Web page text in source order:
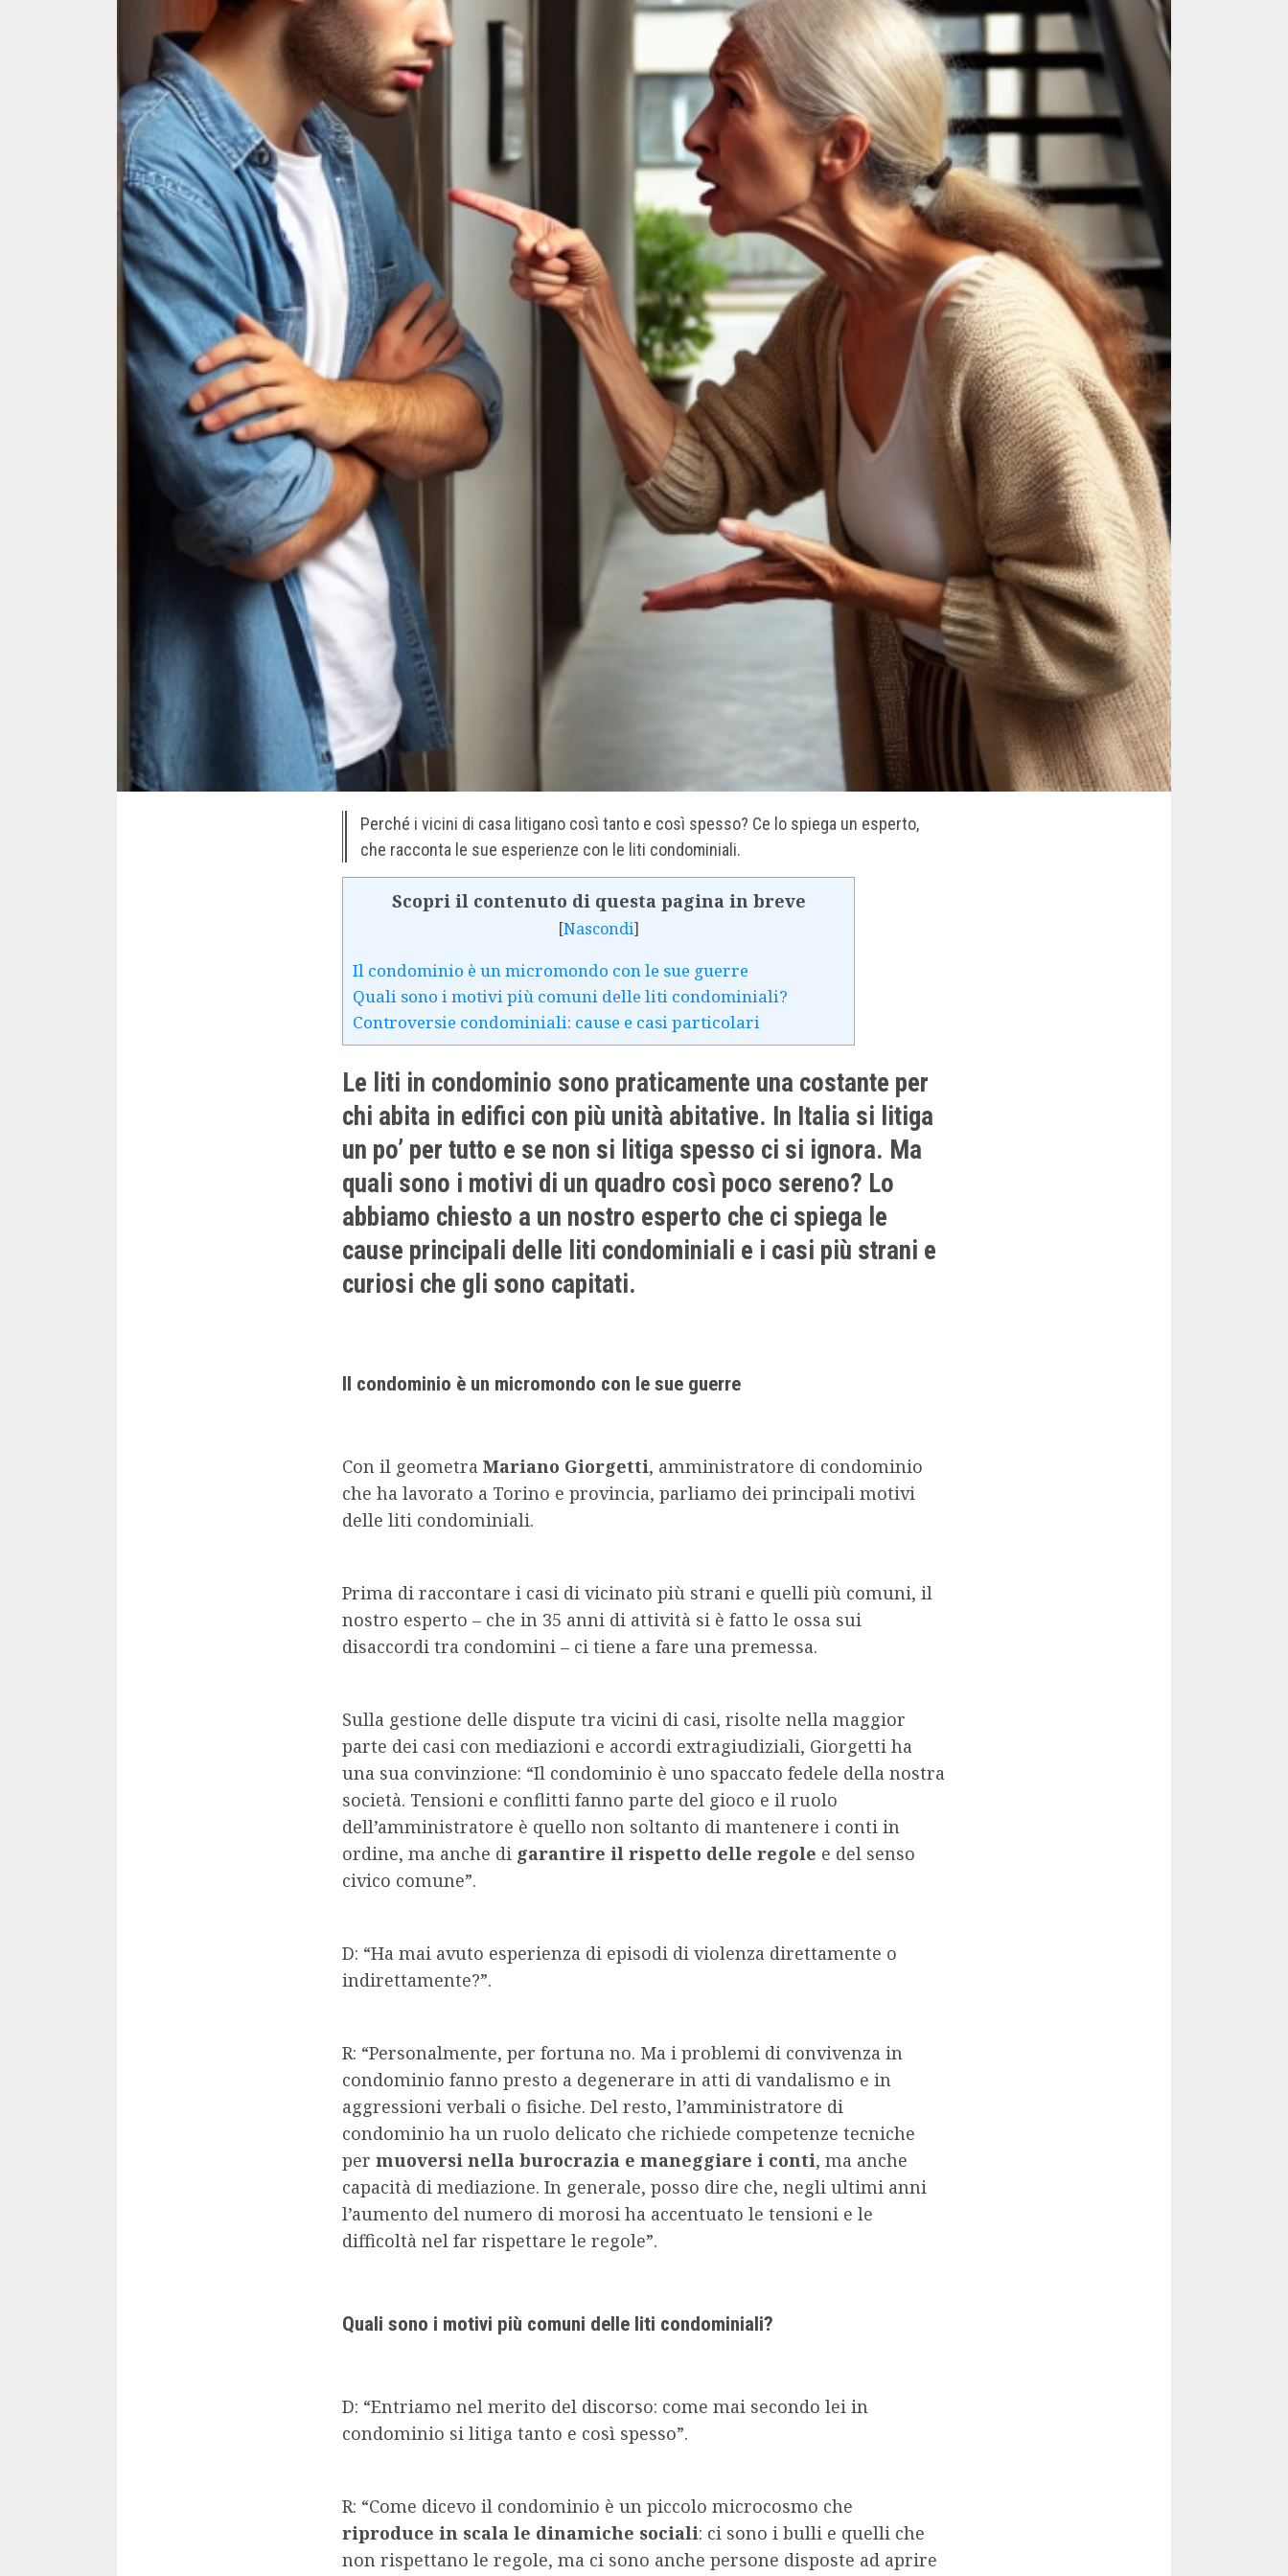
Perché i vicini di casa litigano così tanto e così spesso? Ce lo spiega un esperto,
che racconta le sue esperienze con le liti condominiali.
Scopri il contenuto di questa pagina in breve
[Nascondi]
Il condominio è un micromondo con le sue guerre
Quali sono i motivi più comuni delle liti condominiali?
Controversie condominiali: cause e casi particolari
Le liti in condominio sono praticamente una costante per
chi abita in edifici con più unità abitative. In Italia si litiga
un po’ per tutto e se non si litiga spesso ci si ignora. Ma
quali sono i motivi di un quadro così poco sereno? Lo
abbiamo chiesto a un nostro esperto che ci spiega le
cause principali delle liti condominiali e i casi più strani e
curiosi che gli sono capitati.
Il condominio è un micromondo con le sue guerre
Con il geometra Mariano Giorgetti, amministratore di condominio
che ha lavorato a Torino e provincia, parliamo dei principali motivi
delle liti condominiali.
Prima di raccontare i casi di vicinato più strani e quelli più comuni, il
nostro esperto – che in 35 anni di attività si è fatto le ossa sui
disaccordi tra condomini – ci tiene a fare una premessa.
Sulla gestione delle dispute tra vicini di casi, risolte nella maggior
parte dei casi con mediazioni e accordi extragiudiziali, Giorgetti ha
una sua convinzione: “Il condominio è uno spaccato fedele della nostra
società. Tensioni e conflitti fanno parte del gioco e il ruolo
dell’amministratore è quello non soltanto di mantenere i conti in
ordine, ma anche di garantire il rispetto delle regole e del senso
civico comune”.
D: “Ha mai avuto esperienza di episodi di violenza direttamente o
indirettamente?”.
R: “Personalmente, per fortuna no. Ma i problemi di convivenza in
condominio fanno presto a degenerare in atti di vandalismo e in
aggressioni verbali o fisiche. Del resto, l’amministratore di
condominio ha un ruolo delicato che richiede competenze tecniche
per muoversi nella burocrazia e maneggiare i conti, ma anche
capacità di mediazione. In generale, posso dire che, negli ultimi anni
l’aumento del numero di morosi ha accentuato le tensioni e le
difficoltà nel far rispettare le regole”.
Quali sono i motivi più comuni delle liti condominiali?
D: “Entriamo nel merito del discorso: come mai secondo lei in
condominio si litiga tanto e così spesso”.
R: “Come dicevo il condominio è un piccolo microcosmo che
riproduce in scala le dinamiche sociali: ci sono i bulli e quelli che
non rispettano le regole, ma ci sono anche persone disposte ad aprire